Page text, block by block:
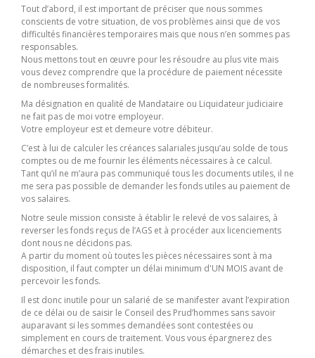
Tout d’abord, il est important de préciser que nous sommes
conscients de votre situation, de vos problèmes ainsi que de vos
difficultés financières temporaires mais que nous n’en sommes pas
responsables.
Nous mettons tout en œuvre pour les résoudre au plus vite mais
vous devez comprendre que la procédure de paiement nécessite
de nombreuses formalités.
Ma désignation en qualité de Mandataire ou Liquidateur judiciaire
ne fait pas de moi votre employeur.
Votre employeur est et demeure votre débiteur.
C’est à lui de calculer les créances salariales jusqu’au solde de tous
comptes ou de me fournir les éléments nécessaires à ce calcul.
Tant qu’il ne m’aura pas communiqué tous les documents utiles, il ne
me sera pas possible de demander les fonds utiles au paiement de
vos salaires.
Notre seule mission consiste à établir le relevé de vos salaires, à
reverser les fonds reçus de l’AGS et à procéder aux licenciements
dont nous ne décidons pas.
A partir du moment où toutes les pièces nécessaires sont à ma
disposition, il faut compter un délai minimum d'UN MOIS avant de
percevoir les fonds.
Il est donc inutile pour un salarié de se manifester avant l’expiration
de ce délai ou de saisir le Conseil des Prud’hommes sans savoir
auparavant si les sommes demandées sont contestées ou
simplement en cours de traitement. Vous vous épargnerez des
démarches et des frais inutiles.